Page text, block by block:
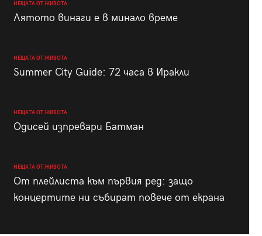
НЕЩАТА ОТ ЖИВОТА
Лятото винаги е в минало време
НЕЩАТА ОТ ЖИВОТА
Summer City Guide: 72 часа в Иракли
НЕЩАТА ОТ ЖИВОТА
Одисей изпревари Батман
НЕЩАТА ОТ ЖИВОТА
От плейлиста към първия ред: защо
концертите ни събират повече от екрана